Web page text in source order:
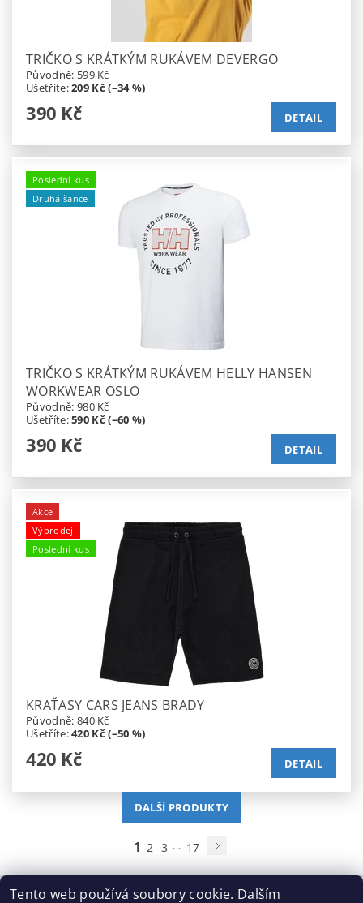
TRIČKO S KRÁTKÝM RUKÁVEM DEVERGO
Původně: 599 Kč
Ušetříte:209 Kč (–34 %)
390 Kč DETAIL
Poslední kus
Druhá šance
TRIČKO S KRÁTKÝM RUKÁVEM HELLY HANSEN
WORKWEAR OSLO
Původně: 980 Kč
Ušetříte:590 Kč (–60 %)
390 Kč DETAIL
Akce
Výprodej
Poslední kus
KRAŤASY CARS JEANS BRADY
Původně: 840 Kč
Ušetříte:420 Kč (–50 %)
420 Kč DETAIL
DALŠÍ PRODUKTY
1 2 3 ... 17
Tento web používá soubory cookie. Dalším